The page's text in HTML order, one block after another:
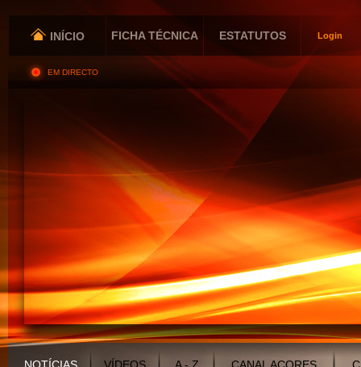
INÍCIO FICHA TÉCNICA ESTATUTOS Login
EM DIRECTO